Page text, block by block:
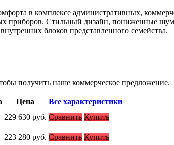
в комплексе административных,
приборов. Стильный дизайн, пониженные
блоков представленного семейства.
получить наше коммерческое предложение.
Цена
Все характеристики
229 630 руб. Сравнить Купить
223 280 руб. Сравнить Купить